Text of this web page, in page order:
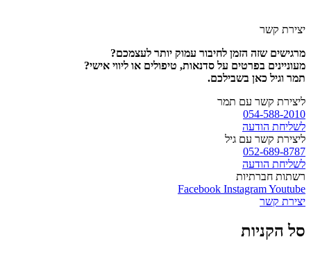
יצירת קשר
מרגישים שזה הזמן לחיבור עמוק יותר לעצמכם?
מעוניינים בפרטים על סדנאות, טיפולים או ליווי אישי?
תמר וגיל כאן בשבילכם.
ליצירת קשר עם תמר
054-588-2010
לשליחת הודעה
ליצירת קשר עם גיל
052-689-8787
לשליחת הודעה
רשתות חברתיות
Facebook InstagramYoutube
יצירת קשר
סל הקניות